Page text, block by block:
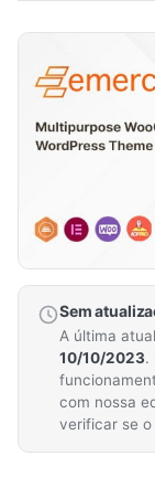
Sem
A última
10/10/2023.
com nossa
verificar se o